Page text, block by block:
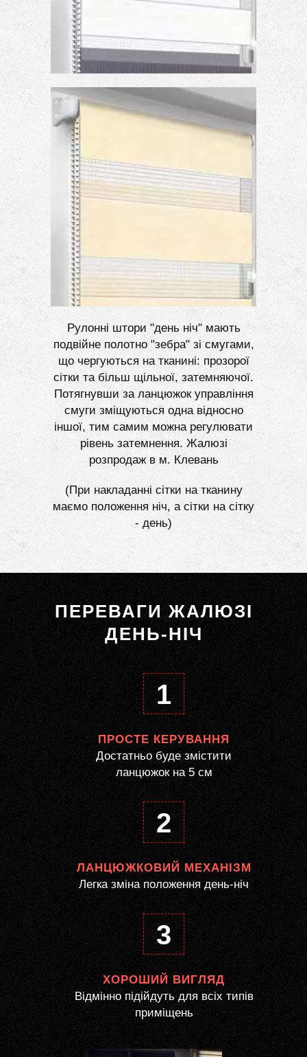
Рулонні штори "день ніч" мають
подвійне полотно "зебра" зі смугами,
що чергуються на тканині: прозорої
сітки та більш щільної, затемняючої.
Потягнувши за ланцюжок управління
смуги зміщуються одна відносно
іншої, тим самим можна регулювати
рівень затемнення. Жалюзі
розпродаж в м. Клевань
(При накладанні сітки на тканину
маємо положення ніч, а сітки на сітку
- день)
ПЕРЕВАГИ ЖАЛЮЗІ
ДЕНЬ-НІЧ
1
ПРОСТЕ КЕРУВАННЯ
Достатньо буде змістити
ланцюжок на 5 см
2
ЛАНЦЮЖКОВИЙ МЕХАНІЗМ
Легка зміна положення день-ніч
3
ХОРОШИЙ ВИГЛЯД
Відмінно підійдуть для всіх типів
приміщень